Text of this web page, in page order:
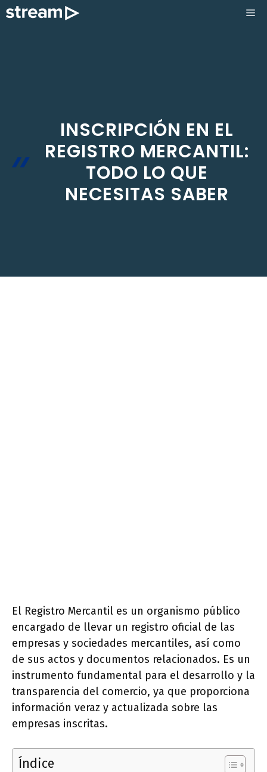
Saltar
INSCRIPCIÓN EN EL
REGISTRO MERCANTIL:
TODO LO QUE
NECESITAS SABER
El Registro Mercantil es un organismo público
encargado de llevar un registro oficial de las
empresas y sociedades mercantiles, así como
de sus actos y documentos relacionados. Es un
instrumento fundamental para el desarrollo y la
transparencia del comercio, ya que proporciona
información veraz y actualizada sobre las
empresas inscritas.
Índice